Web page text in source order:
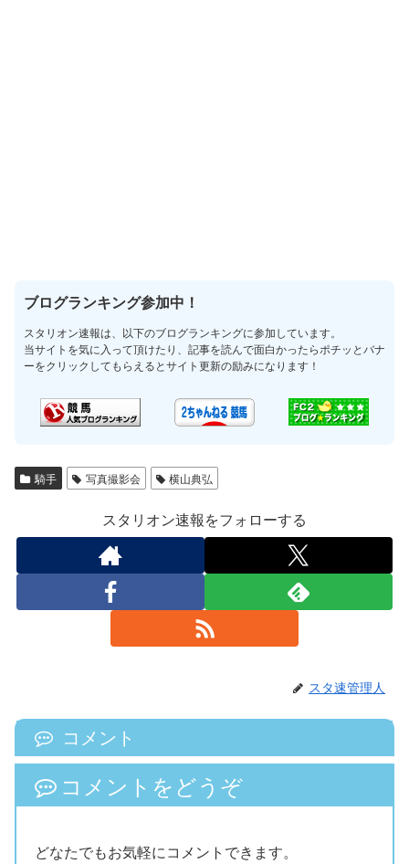
ブログランキング参加中！
スタリオン速報は、以下のブログランキングに参加しています。
当サイトを気に入って頂けたり、記事を読んで面白かったらポチッとバナ
ーをクリックしてもらえるとサイト更新の励みになります！
騎手 写真撮影会 横山典弘
スタリオン速報をフォローする
スタ速管理人
コメント
コメントをどうぞ
どなたでもお気軽にコメントできます。